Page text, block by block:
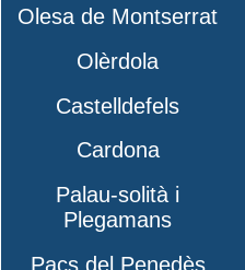
Olesa de Montserrat
Olèrdola
Castelldefels
Cardona
Palau-solità i
Plegamans
Pacs del Penedès